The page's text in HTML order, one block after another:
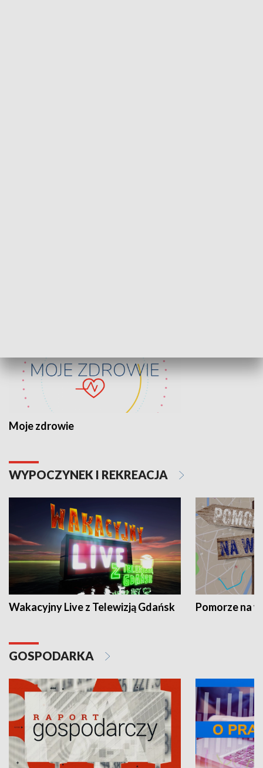
Moje zdrowie
WYPOCZYNEK I REKREACJA
Wakacyjny Live z Telewizją Gdańsk Pomorze na
GOSPODARKA